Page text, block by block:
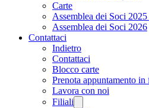
Carte
Assemblea dei Soci
Assemblea dei Soci 2026
Contattaci
Indietro
Contattaci
Blocco carte
Prenota appuntamento in
Lavora con noi
Filiali